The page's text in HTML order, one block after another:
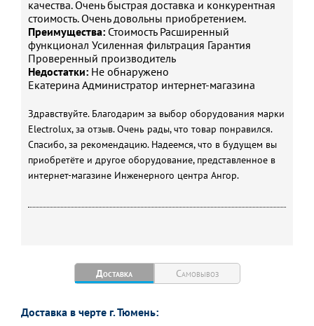
качества. Очень быстрая доставка и конкурентная
стоимость. Очень довольны приобретением.
Преимущества: Стоимость Расширенный
функционал Усиленная фильтрация Гарантия
Проверенный производитель
Недостатки: Не обнаружено
Екатерина Администратор интернет-магазина
Здравствуйте. Благодарим за выбор оборудования марки
Electrolux, за отзыв. Очень рады, что товар понравился.
Спасибо, за рекомендацию. Надеемся, что в будущем вы
приобретёте и другое оборудование, представленное в
интернет-магазине Инженерного центра Ангор.
Доставка Самовывоз
Доставка в черте г. Тюмень: